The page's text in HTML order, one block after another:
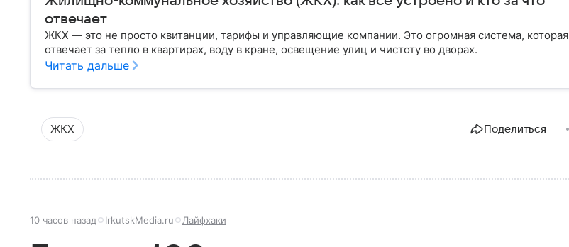
отвечает
ЖКХ — это не просто квитанции, тарифы и управляющие компании. Это огромная система, которая
отвечает за тепло в квартирах, воду в кране, освещение улиц и чистоту во дворах.
Читать дальше
ЖКХ Поделиться
10 часов назад IrkutskMedia.ru Лайфхаки